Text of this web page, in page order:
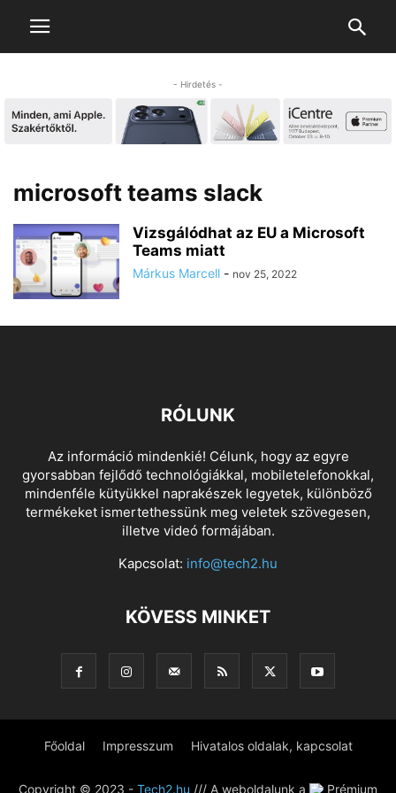
- Hirdetés -
microsoft teams slack
Vizsgálódhat az EU a Microsoft
Teams miatt
Márkus Marcell - nov 25, 2022
RÓLUNK
Az információ mindenkié! Célunk, hogy az egyre
gyorsabban fejlődő technológiákkal, mobiletelefonokkal,
mindenféle kütyükkel naprakészek legyetek, különböző
termékeket ismertethessünk meg veletek szövegesen,
illetve videó formájában.
Kapcsolat: info@tech2.hu
KÖVESS MINKET
Főoldal Impresszum Hivatalos oldalak, kapcsolat
Copyright © 2023 - Tech2.hu /// A weboldalunk a Prémium